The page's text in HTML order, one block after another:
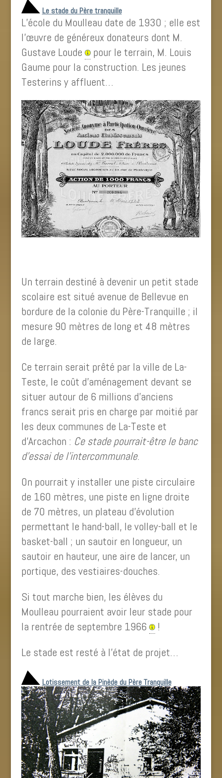
Le stade du Père tranquille
L’école du Moulleau date de 1930 ; elle est
l’œuvre de généreux donateurs dont M.
Gustave Loude
pour le terrain, M. Louis
Gaume pour la construction. Les jeunes
Testerins y affluent…
Un terrain destiné à devenir un petit stade
scolaire est situé avenue de Bellevue en
bordure de la colonie du Père-Tranquille ; il
mesure 90 mètres de long et 48 mètres
de large.
Ce terrain serait prêté par la ville de La-
Teste, le coût d’aménagement devant se
situer autour de 6 millions d’anciens
francs serait pris en charge par moitié par
les deux communes de La-Teste et
d’Arcachon : Ce stade pourrait-être le banc
d’essai de l’intercommunale.
On pourrait y installer une piste circulaire
de 160 mètres, une piste en ligne droite
de 70 mètres, un plateau d’évolution
permettant le hand-ball, le volley-ball et le
basket-ball ; un sautoir en longueur, un
sautoir en hauteur, une aire de lancer, un
portique, des vestiaires-douches.
Si tout marche bien, les élèves du
Moulleau pourraient avoir leur stade pour
la rentrée de septembre 1966
!
Le stade est resté à l’état de projet…
Lotissement de la Pinède du Père Tranquille